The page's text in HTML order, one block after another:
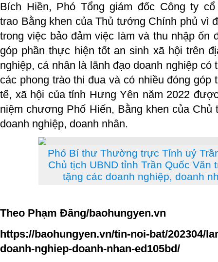
Bích Hiền, Phó Tổng giám đốc Công ty
trao Bằng khen của Thủ tướng Chính phủ vì
trong việc bảo đảm việc làm và thu nhập ổn
góp phần thực hiện tốt an sinh xã hội trên
nghiệp, cá nhân là lãnh đạo doanh nghiệp có
các phong trào thi đua và có nhiều đóng góp
tế, xã hội của tỉnh Hưng Yên năm 2022
niệm chương Phố Hiến, Bằng khen của Chủ
doanh nghiệp, doanh nhân.
Phó Bí thư Thường trực Tỉnh uỷ
Chủ tịch UBND tỉnh Trần Quốc Văn
tặng các doanh nghiệp, doanh
Theo Phạm Đăng/baohungyen.vn
https://baohungyen.vn/tin-noi-bat/202304/
doanh-nghiep-doanh-nhan-ed105bd/